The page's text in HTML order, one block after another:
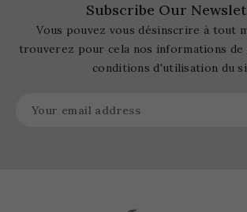
Subscribe Our
Vous pouvez vous désinscrire à tout
trouverez pour cela nos informations de
conditions d'utilisation du